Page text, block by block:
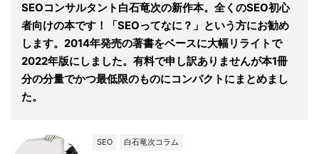
SEOコンサルタント白石竜次の新作本。全くのSEO初心
者向けの本です！「SEOってなに？」という方にお勧め
します。2014年発売の著書をベースに大幅リライトで
2022年版にしました。有料で申し訳ありませんが本1冊
分の分量でかつ最低限のものにコンパクトにまとめまし
た。
SEO 白石竜次コラム